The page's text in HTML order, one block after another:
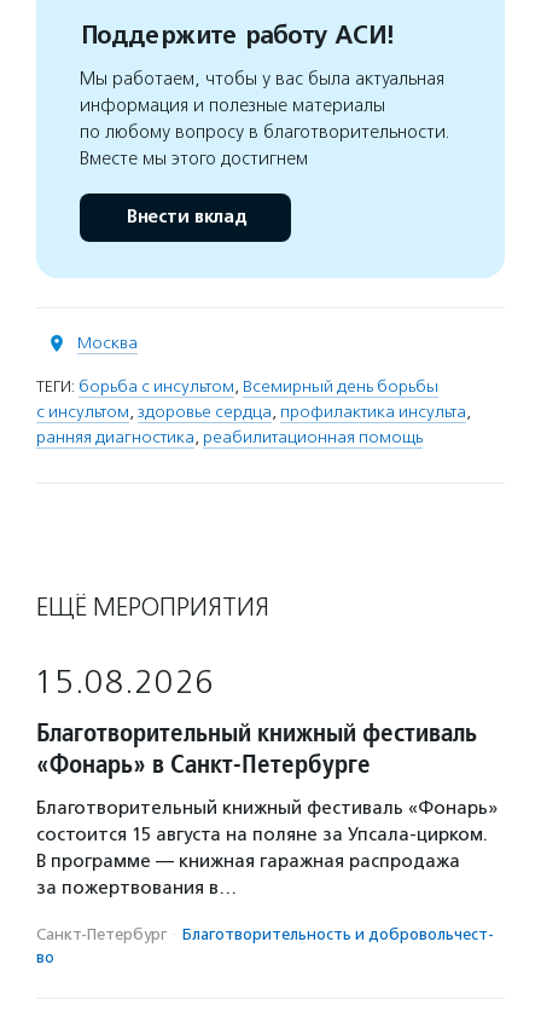
Поддержите работу АСИ!
Мы работаем, чтобы у вас была актуальная
информация и полезные материалы
по любому вопросу в благотворительности.
Вместе мы этого достигнем
Внести вклад
Москва
ТЕГИ: борьба с инсультом, Всемирный день борьбы
с инсультом, здоровье сердца, профилактика инсульта,
ранняя диагностика, реабилитационная помощь
ЕЩЁ МЕРОПРИЯТИЯ
15.08.2026
Благотворительный книжный фестиваль
«Фонарь» в Санкт-Петербурге
Благотворительный книжный фестиваль «Фонарь»
состоится 15 августа на поляне за Упсала-цирком.
В программе — книжная гаражная распродажа
за пожертвования в…
Санкт-Петербург · Благотвори­тель­ность и доброволь­чест­
во